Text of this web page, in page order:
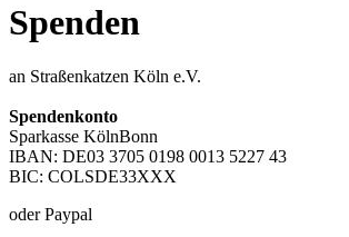
Spenden
an Straßenkatzen Köln e.V.
Spendenkonto
Sparkasse KölnBonn
IBAN: DE03 3705 0198 0013 5227 43
BIC: COLSDE33XXX
oder Paypal